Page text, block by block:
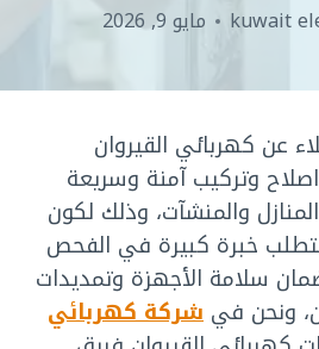
kuwait مايو 9, 2026
عن كهربائي القيروان
وتركيب آمنة وسريعة
والمنشآت، وذلك لكون
تتطلب خبرة كبيرة في الفحص
سلامة الأجهزة وتمديدات
ونحن في شركة كهربائي